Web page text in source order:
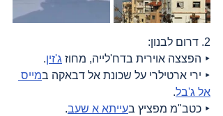
2. דרום לבנון:
‣ הפצצה אוירית בדח'לייה, מחוז ג'זין.
‣ ירי ארטילרי על שכונת אל דבאקה במייס
אל ג'בל.
‣ כטב"מ מפציץ בעייתא א שעב.